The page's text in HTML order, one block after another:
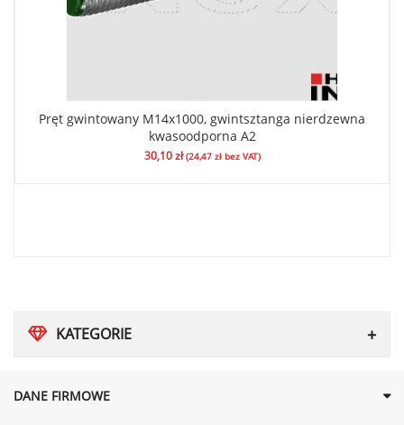
KATEGORIE
Pręt gwintowany M14x1000, gwintsztanga nierdzewna
kwasoodporna A2
30,10zł (24,47 złbez VAT)
DANE FIRMOWE